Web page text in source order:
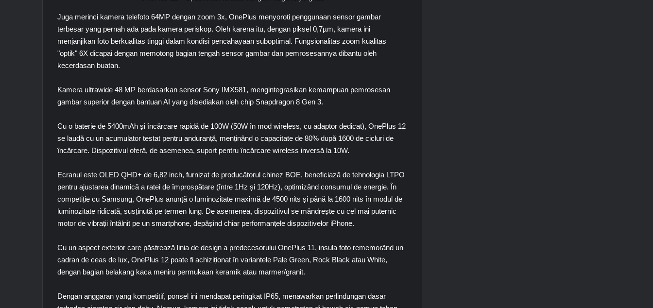
Juga merinci kamera telefoto 64MP dengan zoom 3x, OnePlus menyoroti penggunaan sensor gambar
terbesar yang pernah ada pada kamera periskop. Oleh karena itu, dengan piksel 0,7µm, kamera ini
menjanjikan foto berkualitas tinggi dalam kondisi pencahayaan suboptimal. Fungsionalitas zoom kualitas
"optik" 6X dicapai dengan memotong bagian tengah sensor gambar dan pemrosesannya dibantu oleh
kecerdasan buatan.
Kamera ultrawide 48 MP berdasarkan sensor Sony IMX581, mengintegrasikan kemampuan pemrosesan
gambar superior dengan bantuan AI yang disediakan oleh chip Snapdragon 8 Gen 3.
Cu o baterie de 5400mAh și încărcare rapidă de 100W (50W în mod wireless, cu adaptor dedicat), OnePlus 12
se laudă cu un acumulator testat pentru anduranță, menținând o capacitate de 80% după 1600 de cicluri de
încărcare. Dispozitivul oferă, de asemenea, suport pentru încărcare wireless inversă la 10W.
Ecranul este OLED QHD+ de 6,82 inch, furnizat de producătorul chinez BOE, beneficiază de tehnologia LTPO
pentru ajustarea dinamică a ratei de împrospătare (între 1Hz și 120Hz), optimizând consumul de energie. În
competiție cu Samsung, OnePlus anunță o luminozitate maximă de 4500 nits și până la 1600 nits în modul de
luminozitate ridicată, susținută pe termen lung. De asemenea, dispozitivul se mândrește cu cel mai puternic
motor de vibrații întâlnit pe un smartphone, depășind chiar performanțele dispozitivelor iPhone.
Cu un aspect exterior care păstrează linia de design a predecesorului OnePlus 11, insula foto rememorând un
cadran de ceas de lux, OnePlus 12 poate fi achiziționat în variantele Pale Green, Rock Black atau White,
dengan bagian belakang kaca meniru permukaan keramik atau marmer/granit.
Dengan anggaran yang kompetitif, ponsel ini mendapat peringkat IP65, menawarkan perlindungan dasar